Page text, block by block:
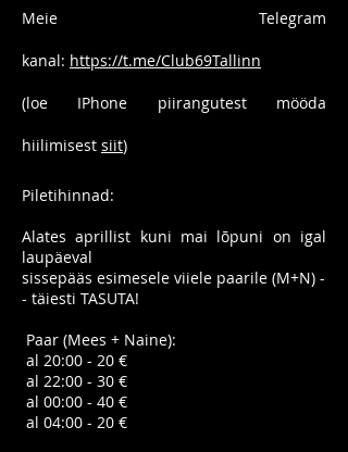
Meie Telegram
kanal: https://t.me/Club69Tallinn
(loe IPhone piirangutest mööda
hiilimisest siit)
Piletihinnad:
Alates aprillist kuni mai lõpuni on igal
laupäeval
sissepääs esimesele viiele paarile (M+N) -
- täiesti TASUTA!
Paar (Mees + Naine):
al 20:00 - 20 €
al 22:00 - 30 €
al 00:00 - 40 €
al 04:00 - 20 €